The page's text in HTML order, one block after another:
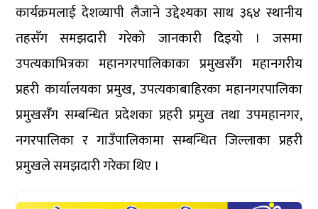
कार्यक्रमलाई देशव्यापी लैजाने उद्देश्यका साथ ३६४ स्थानीय
तहसँग समझदारी गरेको जानकारी दिइयो । जसमा
उपत्यकाभित्रका महानगरपालिकाका प्रमुखसँग महानगरीय
प्रहरी कार्यालयका प्रमुख, उपत्यकाबाहिरका महानगरपालिका
प्रमुखसँग सम्बन्धित प्रदेशका प्रहरी प्रमुख तथा उपमहानगर,
नगरपालिका र गाउँपालिकामा सम्बन्धित जिल्लाका प्रहरी
प्रमुखले समझदारी गरेका थिए ।